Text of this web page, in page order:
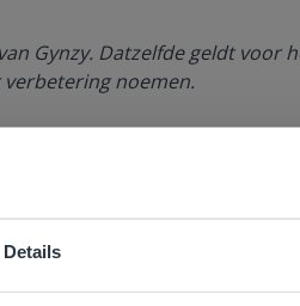
Details
Gynzy. Datzelfde geldt voor
noemen.
met je